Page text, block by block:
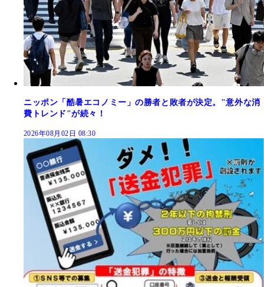
ニッポン「酷暑エコノミー」の勝者と敗者が決定。"意外な消
費トレンド"が続々！
2026年08月02日 08:30